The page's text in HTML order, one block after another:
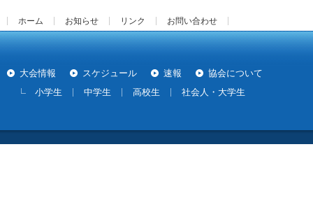
ホーム お知らせ リンク お問い合わせ
大会情報 スケジュール 速報
協会について
小学生
中学生 高校生 社会人・大学生